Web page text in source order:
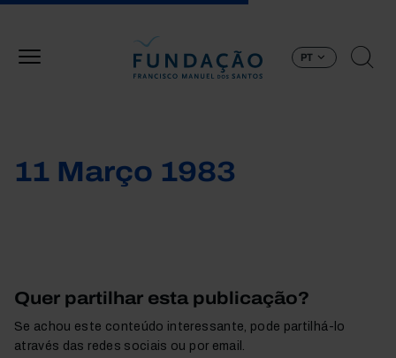
PT
11 Março 1983
Quer partilhar esta publicação?
Se achou este conteúdo interessante, pode partilhá-lo
através das redes sociais ou por email.